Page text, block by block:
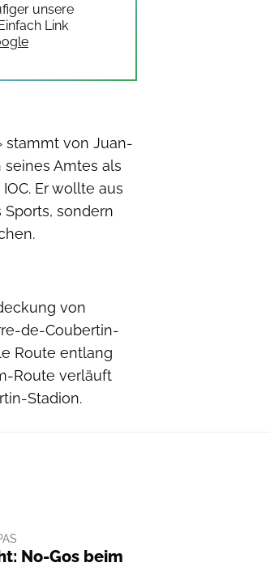
unsere
Link
stammt von Juan-
Amtes als
Er wollte aus
sondern
von
de-Coubertin-
Route entlang
Route verläuft
Stadion.
No-Gos beim